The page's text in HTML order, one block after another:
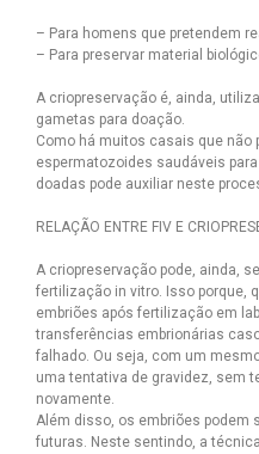
– Para homens que pretendem
– Para preservar material
A criopreservação é, ainda,
gametas para doação.
Como há muitos casais que não
espermatozoides saudáveis
doadas pode auxiliar neste
RELAÇÃO ENTRE FIV E
A criopreservação pode, ainda,
fertilização in vitro. Isso porque,
embriões após fertilização em
transferências embrionárias
falhado. Ou seja, com um
uma tentativa de gravidez, sem
novamente.
Além disso, os embriões podem
futuras. Neste sentindo, a